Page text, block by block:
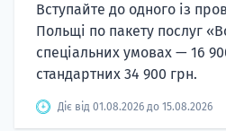
Вступайте до одного із
Польщі по пакету послуг
спеціальних умовах — 16
стандартних 34 900 грн.
Діє від 01.08.2026 до 15.08.2026